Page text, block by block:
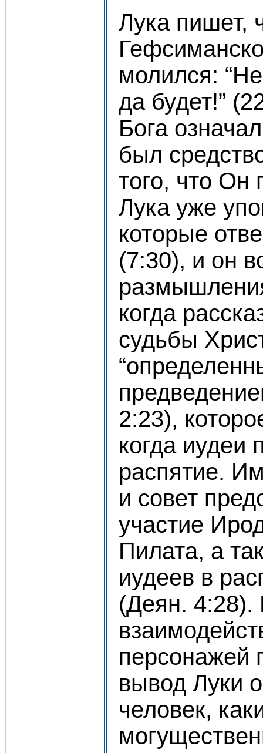
Лука пишет,
молился:
да будет!”
Бога
был
того, что Он
Лука уже
которые
(7:30), и он
когда
судьбы
2:23),
когда иудеи
распятие.
и совет
участие
Пилата, а
иудеев в
(Деян. 4:28).
персонажей
вывод Луки
человек,